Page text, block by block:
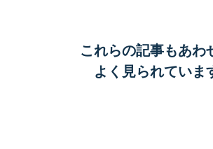
これらの記事もあわ
よく見られていま